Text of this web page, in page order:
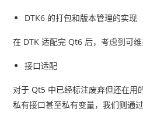
DTK6 的打包和版本管理的实现
在 DTK 适配完 Qt6 后，考虑到可
接口适配
对于 Qt5 中已经标注废弃但还在用
私有接口甚至私有变量，我们则通